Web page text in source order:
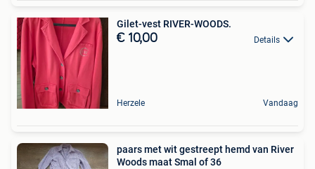
Gilet-vest RIVER-WOODS.
€ 10,00 Details
Herzele Vandaag
paars met wit gestreept hemd van River
Woods maat Smal of 36